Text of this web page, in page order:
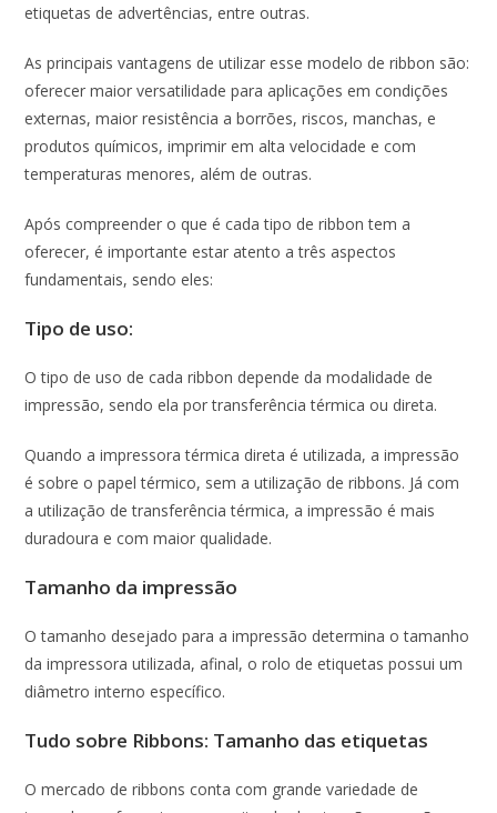
etiquetas de advertências, entre outras.
As principais vantagens de utilizar esse modelo de ribbon são:
oferecer maior versatilidade para aplicações em condições
externas, maior resistência a borrões, riscos, manchas, e
produtos químicos, imprimir em alta velocidade e com
temperaturas menores, além de outras.
Após compreender o que é cada tipo de ribbon tem a
oferecer, é importante estar atento a três aspectos
fundamentais, sendo eles:
Tipo de uso:
O tipo de uso de cada ribbon depende da modalidade de
impressão, sendo ela por transferência térmica ou direta.
Quando a impressora térmica direta é utilizada, a impressão
é sobre o papel térmico, sem a utilização de ribbons. Já com
a utilização de transferência térmica, a impressão é mais
duradoura e com maior qualidade.
Tamanho da impressão
O tamanho desejado para a impressão determina o tamanho
da impressora utilizada, afinal, o rolo de etiquetas possui um
diâmetro interno específico.
Tudo sobre Ribbons: Tamanho das etiquetas
O mercado de ribbons conta com grande variedade de